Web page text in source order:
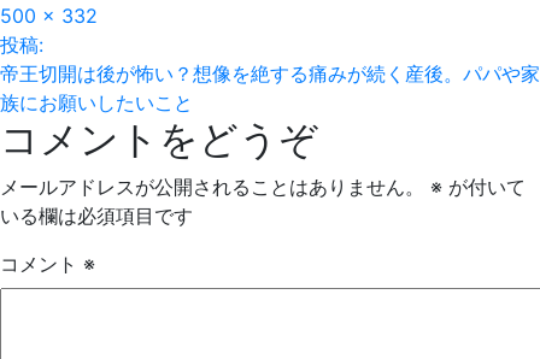
フ
ル
サ
イ
ズ
500 × 332
投
稿
ナ
ビ
ゲ
ー
投稿:
帝王切開は後が怖い？想像を絶する痛みが続く産後。パパや家
族にお願いしたいこと
コメントをどうぞ
メールアドレスが公開されることはありません。 ※ が付いて
いる欄は必須項目です
コメント ※